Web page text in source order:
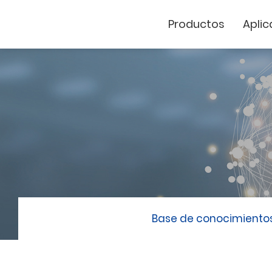
Productos
Cutter de vinilo
Marcador
Base de